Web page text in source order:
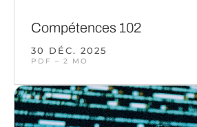
Compétences 102
30 DÉC. 2025
PDF – 2 MO